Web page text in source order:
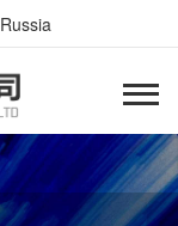
Russia